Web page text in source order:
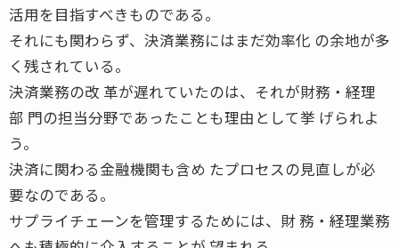
活用を目指すべきものである。
それにも関わらず、決済業務にはまだ効率化 の余地が多
く残されている。
決済業務の改 革が遅れていたのは、それが財務・経理
部 門の担当分野であったことも理由として挙 げられよ
う。
決済に関わる金融機関も含め たプロセスの見直しが必
要なのである。
サプライチェーンを管理するためには、財 務・経理業務